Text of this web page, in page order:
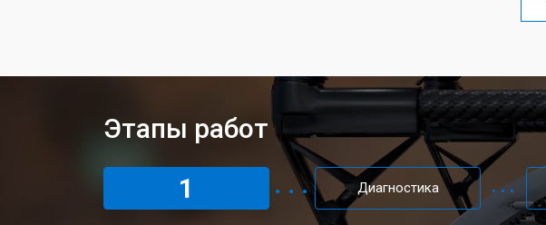
Замена лопасти квадрокоптера DJI
Замена GPS-модуля
Этапы работ
1
Диагностика